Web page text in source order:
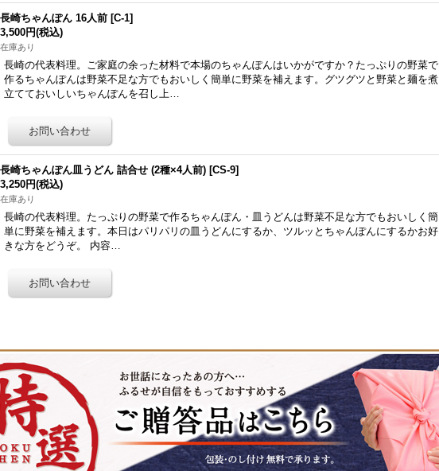
長崎ちゃんぽん 16人前 [C-1]
3,500円(税込)
在庫あり
長崎の代表料理。ご家庭の余った材料で本場のちゃんぽんはいかがですか？たっぷりの野菜で
作るちゃんぽんは野菜不足な方でもおいしく簡単に野菜を補えます。グツグツと野菜と麺を煮
立てておいしいちゃんぽんを召し上…
長崎ちゃんぽん皿うどん 詰合せ (2種×4人前) [CS-9]
3,250円(税込)
在庫あり
長崎の代表料理。たっぷりの野菜で作るちゃんぽん・皿うどんは野菜不足な方でもおいしく簡
単に野菜を補えます。本日はパリパリの皿うどんにするか、ツルッとちゃんぽんにするかお好
きな方をどうぞ。 内容…